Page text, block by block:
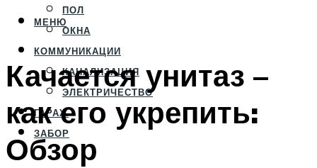
ПОЛ
ОКНА
КОММУНИКАЦИИ
КАНАЛИЗАЦИЯ
ЭЛЕКТРИЧЕСТВО
ГАРАЖ
ЗАБОР
МЕНЮ
Качается унитаз –
как его укрепить:
Обзор